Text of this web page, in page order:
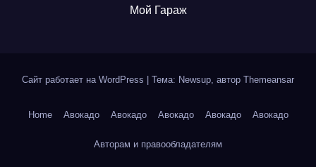
Мой Гараж
Сайт работает на WordPress Тема: Newsup, автор Themeansar
Home Авокадо Авокадо Авокадо Авокадо Авокадо
Авторам и правообладателям